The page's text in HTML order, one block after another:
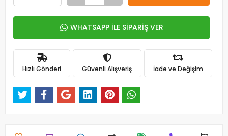
WHATSAPP İLE SİPARİŞ VER
Hızlı Gönderi Güvenli Alışveriş İade ve Değişim